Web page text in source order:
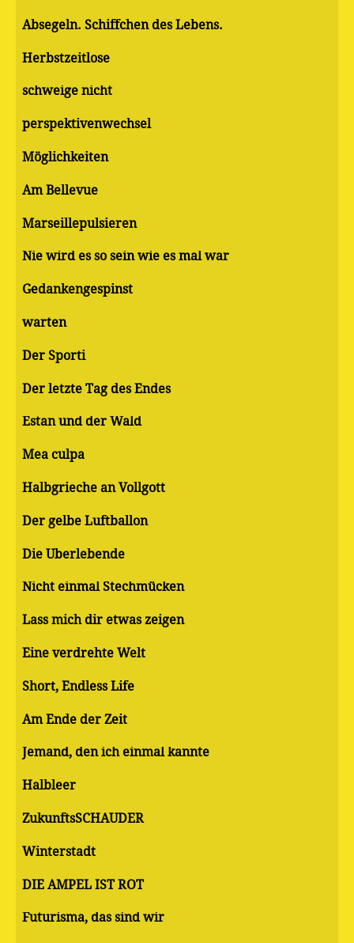
Absegeln. Schiffchen des Lebens.
Herbstzeitlose
schweige nicht
perspektivenwechsel
Möglichkeiten
Am Bellevue
Marseillepulsieren
Nie wird es so sein wie es mal war
Gedankengespinst
warten
Der Sporti
Der letzte Tag des Endes
Estan und der Wald
Mea culpa
Halbgrieche an Vollgott
Der gelbe Luftballon
Die Überlebende
Nicht einmal Stechmücken
Lass mich dir etwas zeigen
Eine verdrehte Welt
Short, Endless Life
Am Ende der Zeit
Jemand, den ich einmal kannte
Halbleer
ZukunftsSCHAUDER
Winterstadt
DIE AMPEL IST ROT
Futurisma, das sind wir